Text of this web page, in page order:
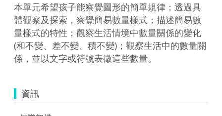
本單元希望孩子能察覺圖形的簡單規律；透過具
體觀察及探索，察覺簡易數量樣式；描述簡易數
量樣式的特性；觀察生活情境中數量關係的變化
(和不變、差不變、積不變)；觀察生活中的數量關
係，並以文字或符號表徵這些數量。
資訊